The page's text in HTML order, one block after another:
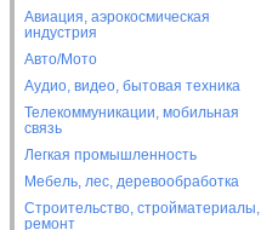
Авиация, аэрокосмическая
индустрия
Авто/Мото
Аудио, видео, бытовая техника
Телекоммуникации, мобильная
связь
Легкая промышленность
Мебель, лес, деревообработка
Строительство, стройматериалы,
ремонт